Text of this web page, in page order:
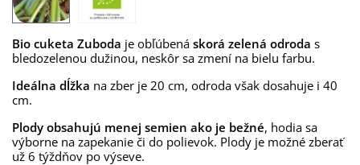
Bio cuketa Zuboda je obľúbená skorá zelená odroda s
bledozelenou dužinou, neskôr sa zmení na bielu farbu.
Ideálna dĺžka na zber je 20 cm, odroda však dosahuje i 40
cm.
Plody obsahujú menej semien ako je bežné, hodia sa
výborne na zapekanie či do polievok. Plody je možné zberať
už 6 týždňov po výseve.